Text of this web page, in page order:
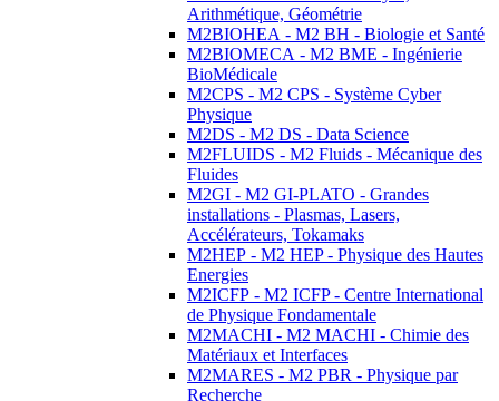
Arithmétique, Géométrie
M2BIOHEA - M2 BH - Biologie et Santé
M2BIOMECA - M2 BME - Ingénierie
BioMédicale
M2CPS - M2 CPS - Système Cyber
Physique
M2DS - M2 DS - Data Science
M2FLUIDS - M2 Fluids - Mécanique des
Fluides
M2GI - M2 GI-PLATO - Grandes
installations - Plasmas, Lasers,
Accélérateurs, Tokamaks
M2HEP - M2 HEP - Physique des Hautes
Energies
M2ICFP - M2 ICFP - Centre International
de Physique Fondamentale
M2MACHI - M2 MACHI - Chimie des
Matériaux et Interfaces
M2MARES - M2 PBR - Physique par
Recherche